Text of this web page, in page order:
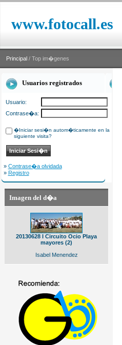
www.fotocall.es
Principal / Top im�genes
Usuarios registrados
Usuario:
Contrase�a:
�Iniciar sesi�n autom�ticamente en la
siguiente visita?
» Contrase�a olvidada
» Registro
Imagen del d�a
20130628 I Circuito Ocio Playa
mayores (2)
Isabel Menendez